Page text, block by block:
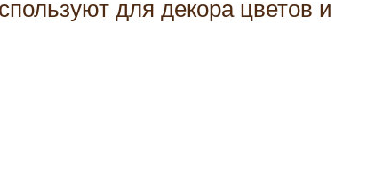
для декора цветов и